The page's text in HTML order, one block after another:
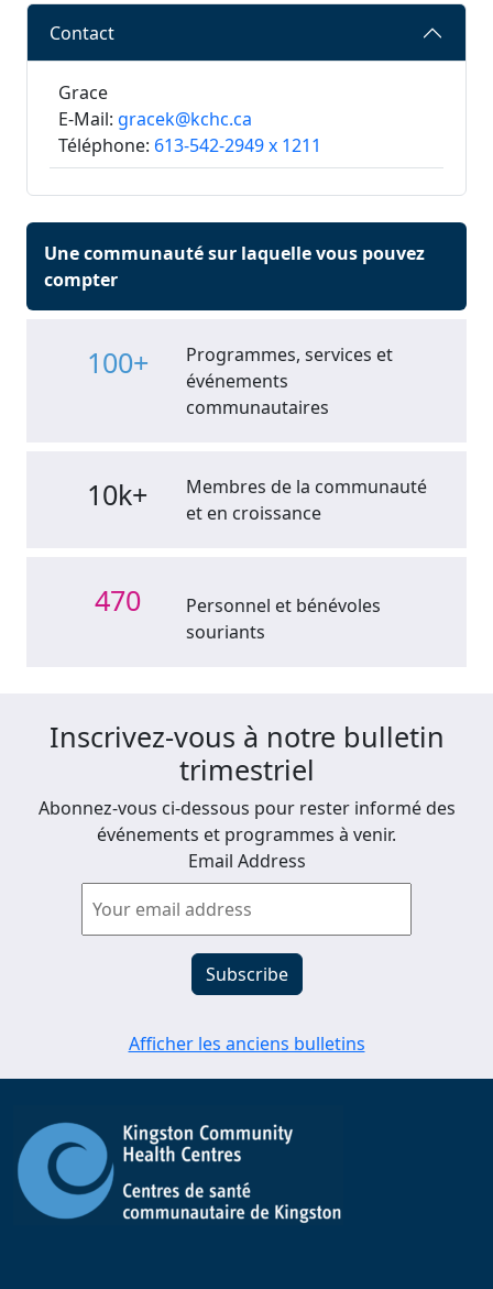
Contact
Grace
E-Mail: gracek@kchc.ca
Téléphone: 613-542-2949 x 1211
Une communauté sur laquelle vous pouvez
compter
100+
Programmes, services et
événements
communautaires
10k+
Membres de la communauté
et en croissance
470
Personnel et bénévoles
souriants
Inscrivez-vous à notre bulletin
trimestriel
Abonnez-vous ci-dessous pour rester informé des
événements et programmes à venir.
Email Address
Afficher les anciens bulletins